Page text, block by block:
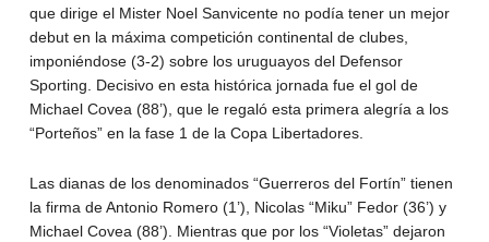
que dirige el Mister Noel Sanvicente no podía tener un mejor
debut en la máxima competición continental de clubes,
imponiéndose (3-2) sobre los uruguayos del Defensor
Sporting. Decisivo en esta histórica jornada fue el gol de
Michael Covea (88’), que le regaló esta primera alegría a los
“Porteños” en la fase 1 de la Copa Libertadores.
Las dianas de los denominados “Guerreros del Fortín” tienen
la firma de Antonio Romero (1’), Nicolas “Miku” Fedor (36’) y
Michael Covea (88’). Mientras que por los “Violetas” dejaron